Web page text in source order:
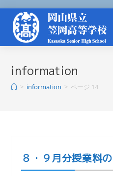
information
> information > ページ 14
８・９月分授業料